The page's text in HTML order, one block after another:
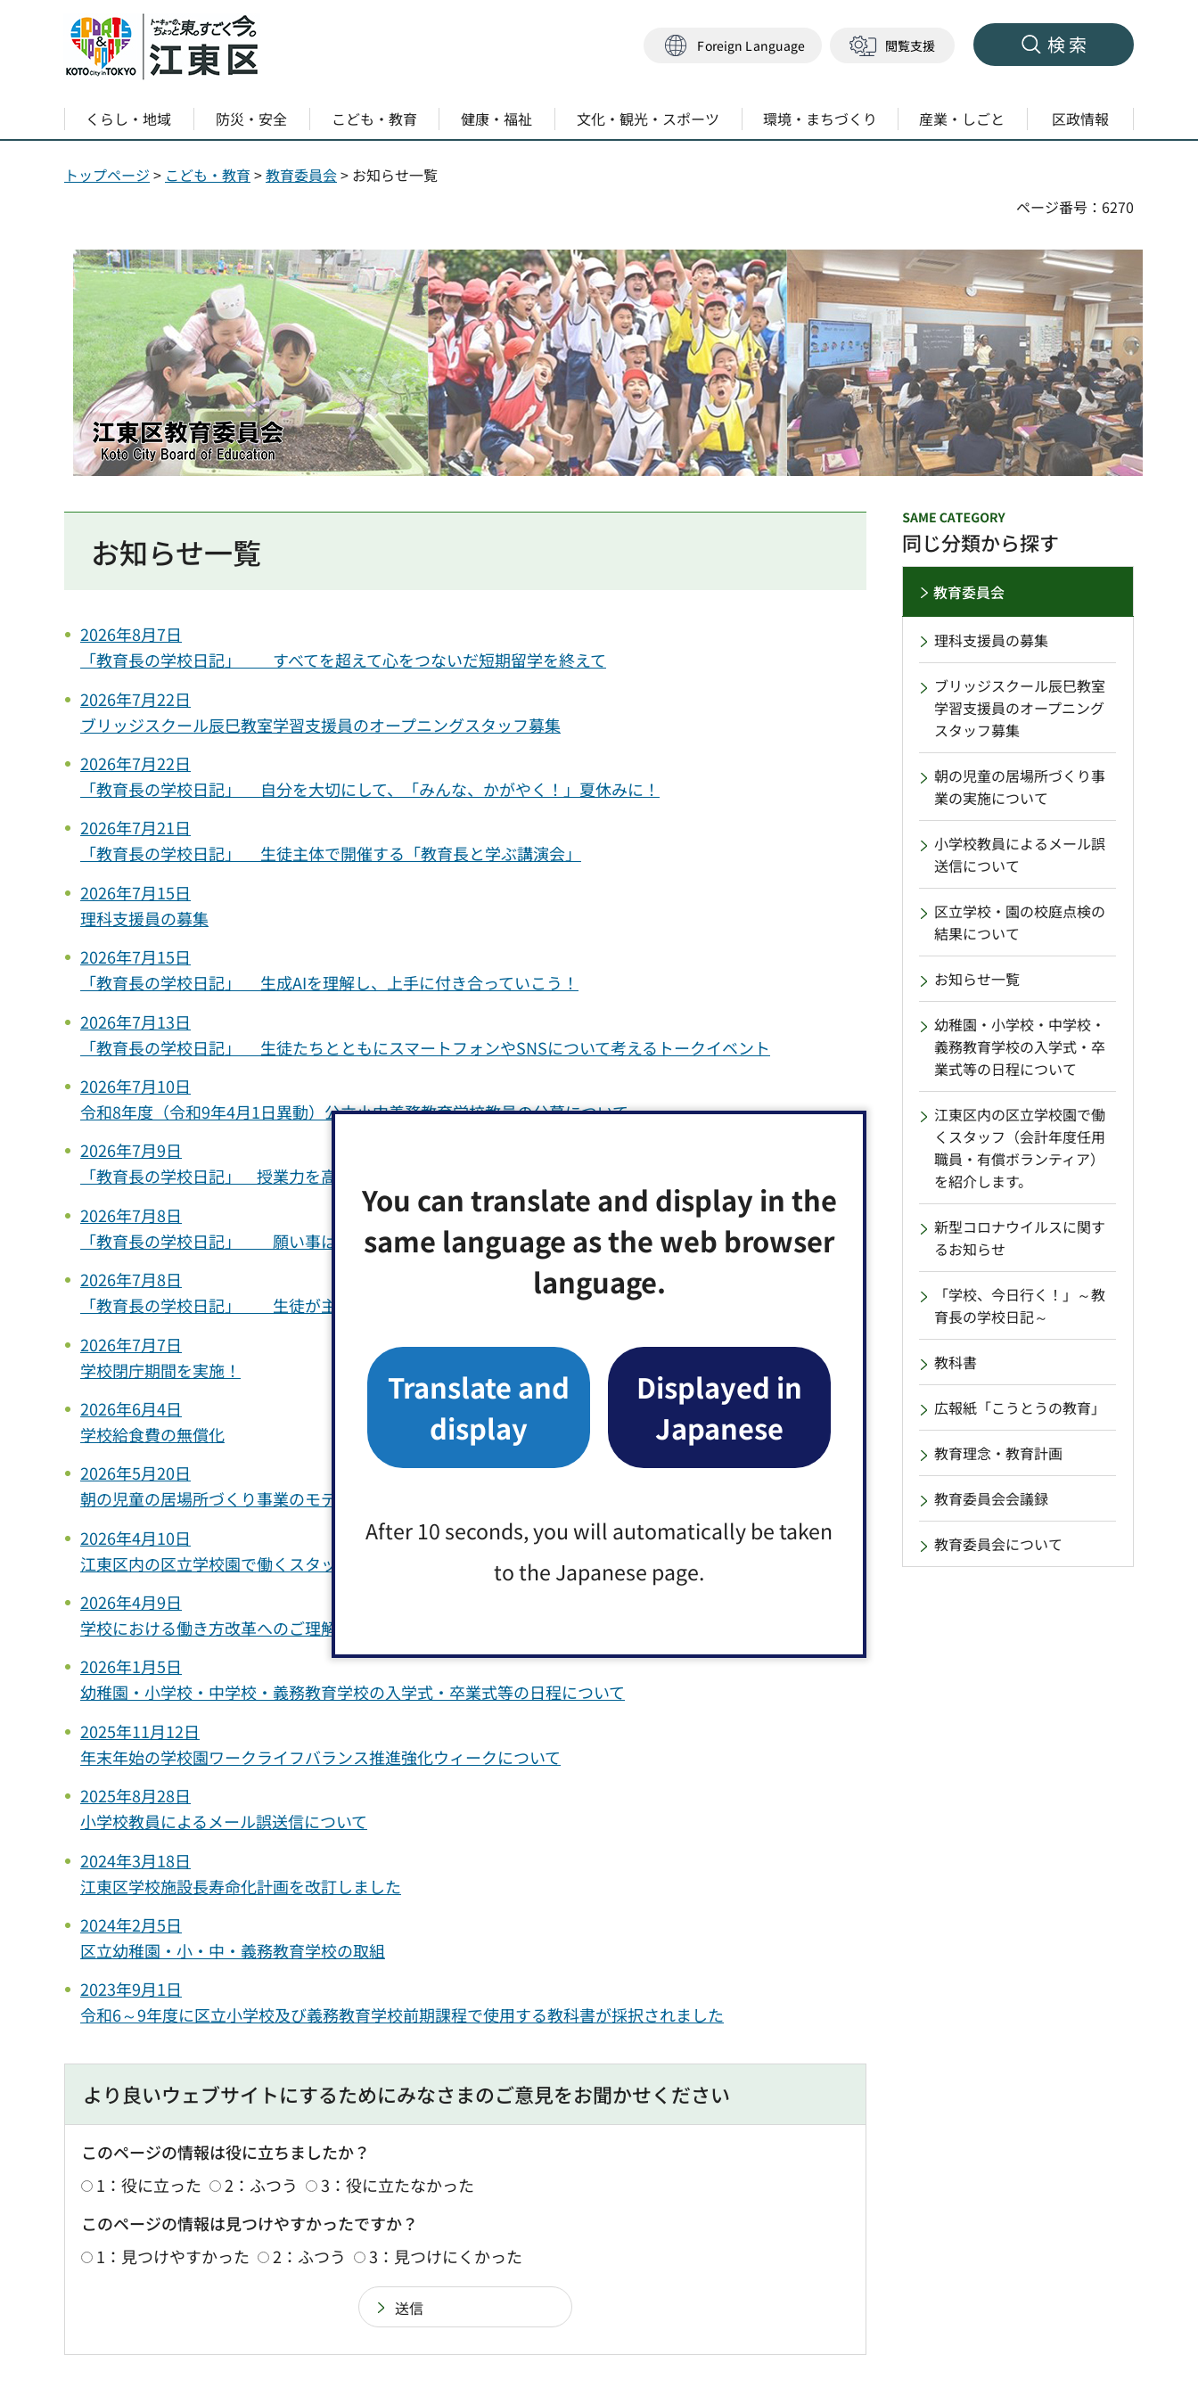
You can translate and display in the
same language as the web browser
language.
Translate and
display
Displayed in
Japanese
After 10 seconds, you will automatically be taken
to the Japanese page.
Foreign Language 閲覧支援 検索
くらし・地域 防災・安全 こども・教育 健康・福祉 文化・観光・スポーツ 環境・まちづくり 産業・しごと 区政情報
トップページ > こども・教育 >教育委員会> お知らせ一覧
ページ番号：6270
江東区教育委員会
お知らせ一覧
2026年8月7日
「教育長の学校日記」 すべてを超えて心をつないだ短期留学を終えて
2026年7月22日
ブリッジスクール辰巳教室学習支援員のオープニングスタッフ募集
2026年7月22日
「教育長の学校日記」 自分を大切にして、「みんな、かがやく！」夏休みに！
2026年7月21日
「教育長の学校日記」 生徒主体で開催する「教育長と学ぶ講演会」
2026年7月15日
理科支援員の募集
2026年7月15日
「教育長の学校日記」 生成AIを理解し、上手に付き合っていこう！
2026年7月13日
「教育長の学校日記」 生徒たちとともにスマートフォンやSNSについて考えるトークイベント
2026年7月10日
令和8年度（令和9年4月1日異動）公立小中義務教育学校教員の公募について
2026年7月9日
「教育長の学校日記」 授業力を高め合い、学び続けるプロ教師たち～中学校教科交流授業研究の日～
2026年7月8日
「教育長の学校日記」 願い事は、自分たちの力で実現する☆
2026年7月8日
「教育長の学校日記」 生徒が主体的に考え、意見を述べたくなる授業
2026年7月7日
学校閉庁期間を実施！
2026年6月4日
学校給食費の無償化
2026年5月20日
朝の児童の居場所づくり事業のモデル実施について
2026年4月10日
江東区内の区立学校園で働くスタッフ（会計年度任用職員・有償ボランティア）を紹介します。
2026年4月9日
学校における働き方改革へのご理解とご協力のお願い
2026年1月5日
幼稚園・小学校・中学校・義務教育学校の入学式・卒業式等の日程について
2025年11月12日
年末年始の学校園ワークライフバランス推進強化ウィークについて
2025年8月28日
小学校教員によるメール誤送信について
2024年3月18日
江東区学校施設長寿命化計画を改訂しました
2024年2月5日
区立幼稚園・小・中・義務教育学校の取組
2023年9月1日
令和6～9年度に区立小学校及び義務教育学校前期課程で使用する教科書が採択されました
より良いウェブサイトにするためにみなさまのご意見をお聞かせください
このページの情報は役に立ちましたか？
1：役に立った
2：ふつう
3：役に立たなかった
このページの情報は見つけやすかったですか？
1：見つけやすかった
2：ふつう 3：見つけにくかった
同じ分類から探す
教育委員会
理科支援員の募集
ブリッジスクール辰巳教室
学習支援員のオープニング
スタッフ募集
朝の児童の居場所づくり事
業の実施について
小学校教員によるメール誤
送信について
区立学校・園の校庭点検の
結果について
お知らせ一覧
幼稚園・小学校・中学校・
義務教育学校の入学式・卒
業式等の日程について
江東区内の区立学校園で働
くスタッフ（会計年度任用
職員・有償ボランティア）
を紹介します。
新型コロナウイルスに関す
るお知らせ
「学校、今日行く！」～教
育長の学校日記～
教科書
広報紙「こうとうの教育」
教育理念・教育計画
教育委員会会議録
教育委員会について